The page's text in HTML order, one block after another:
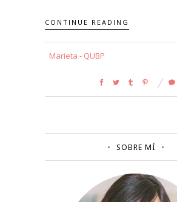
CONTINUE READING
Marieta - QUBP
SOBRE MÍ